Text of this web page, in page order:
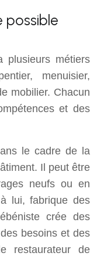
possible
métiers
menuisier,
mobilier. Chacun
et des
le cadre de la
Il peut être
neufs ou en
lui, fabrique des
crée des
besoins et des
restaurateur de